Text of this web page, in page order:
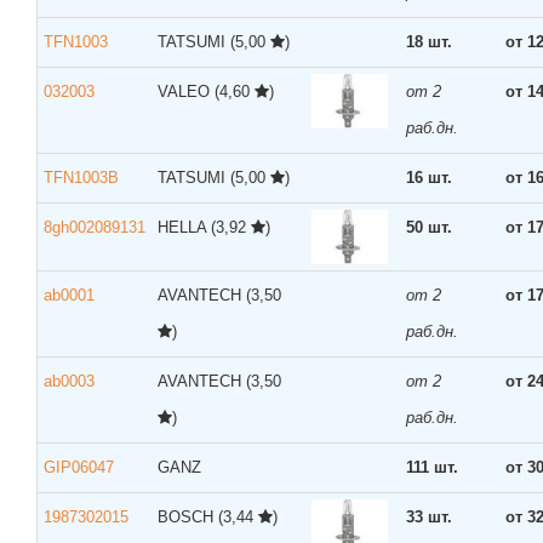
TFN1003 TATSUMI (5,00 ) 18 шт. от
032003 VALEO (4,60 )
от 2
раб.дн.
от
TFN1003B TATSUMI (5,00 ) 16 шт. от
8gh002089131 HELLA (3,92 ) 50 шт. от
ab0001 AVANTECH (3,50
)
от 2
раб.дн.
от
ab0003 AVANTECH (3,50
)
от 2
раб.дн.
от
GIP06047 GANZ 111 шт. от
1987302015 BOSCH (3,44 ) 33 шт. от